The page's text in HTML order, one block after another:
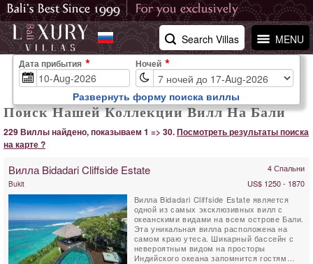
MENU
Search Villas
Поиск Нашей Коллекции Вилл На Бали
229 Виллы найдено, показываем 1 => 30.Посмотреть результаты поиска
на карте ?
Вилла Bidadari Cliffside Estate 4 Спальни
Bukit
US$ 1250 - 1870
Вилла Bidadari Cliffside Estate является
одной из самых эксклюзивных вилл с
океанскими видами на всем острове Бали.
Эта уникальная вилла расположена на
самом краю утеса. Шикарный бассейн с
невероятным видом на просторы
Индийского океана запомнится гостям
Дата прибытия Ночей
Развернуть форму поиска виллы